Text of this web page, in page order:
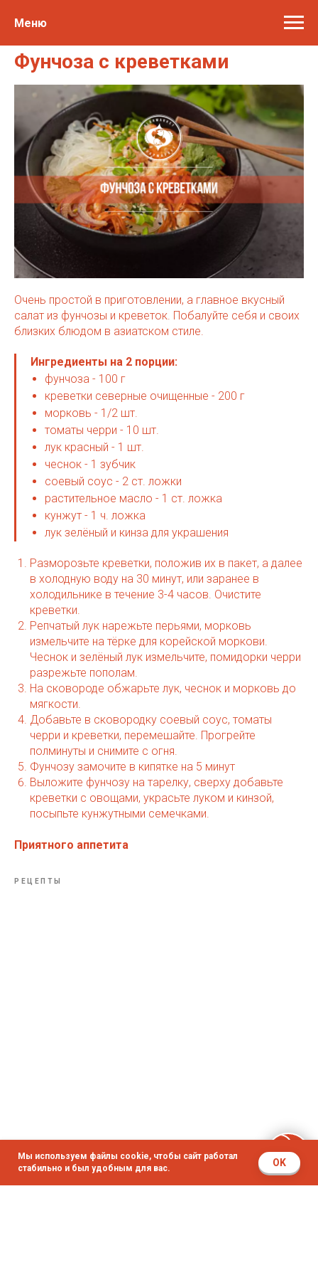
Меню
Фунчоза с креветками
Очень простой в приготовлении, а главное вкусный
салат из фунчозы и креветок. Побалуйте себя и своих
близких блюдом в азиатском стиле.
Ингредиенты на 2 порции:
фунчоза - 100 г
креветки северные очищенные - 200 г
морковь - 1/2 шт.
томаты черри - 10 шт.
лук красный - 1 шт.
чеснок - 1 зубчик
соевый соус - 2 ст. ложки
растительное масло - 1 ст. ложка
кунжут - 1 ч. ложка
лук зелёный и кинза для украшения
Разморозьте креветки, положив их в пакет, а далее
в холодную воду на 30 минут, или заранее в
холодильнике в течение 3-4 часов. Очистите
креветки.
Репчатый лук нарежьте перьями, морковь
измельчите на тёрке для корейской моркови.
Чеснок и зелёный лук измельчите, помидорки черри
разрежьте пополам.
На сковороде обжарьте лук, чеснок и морковь до
мягкости.
Добавьте в сковородку соевый соус, томаты
черри и креветки, перемешайте. Прогрейте
полминуты и снимите с огня.
Фунчозу замочите в кипятке на 5 минут
Выложите фунчозу на тарелку, сверху добавьте
креветки с овощами, украсьте луком и кинзой,
посыпьте кунжутными семечками.
Приятного аппетита
РЕЦЕПТЫ
Мы используем файлы cookie, чтобы сайт работал
стабильно и был удобным для вас.
OK